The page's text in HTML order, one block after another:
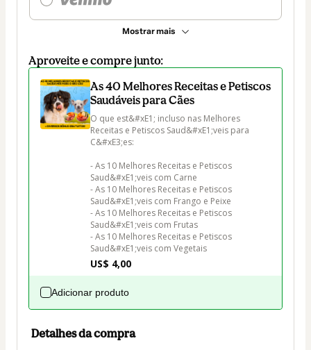
Mostrar mais
Aproveite e compre junto:
As 40 Melhores Receitas e Petiscos
Saudáveis para Cães
O que est&#xE1; incluso nas Melhores
Receitas e Petiscos Saud&#xE1;veis para
C&#xE3;es:
- As 10 Melhores Receitas e Petiscos
Saud&#xE1;veis com Carne
- As 10 Melhores Receitas e Petiscos
Saud&#xE1;veis com Frango e Peixe
- As 10 Melhores Receitas e Petiscos
Saud&#xE1;veis com Frutas
- As 10 Melhores Receitas e Petiscos
Saud&#xE1;veis com Vegetais
US$ 4,00
Adicionar produto
Detalhes da compra